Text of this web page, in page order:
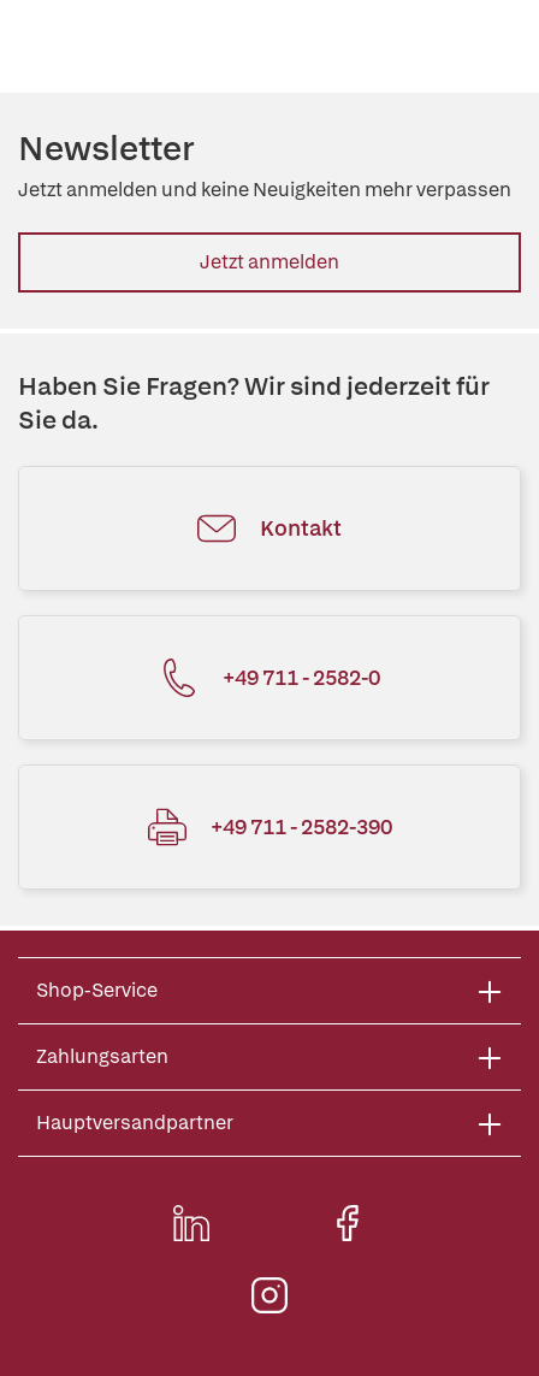
Newsletter
Jetzt anmelden und keine Neuigkeiten mehr verpassen
Jetzt anmelden
Haben Sie Fragen? Wir sind jederzeit für
Sie da.
Kontakt
+49 711 - 2582-0
+49 711 - 2582-390
Shop-Service
Zahlungsarten
Hauptversandpartner